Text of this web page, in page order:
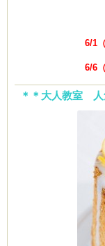
6/1
6/6
＊＊大人教室 人